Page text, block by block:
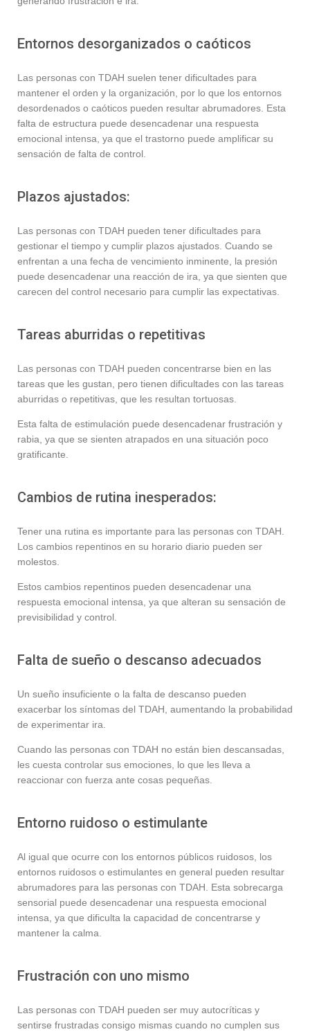
Entornos desorganizados o caóticos
Las personas con TDAH suelen tener dificultades para
mantener el orden y la organización, por lo que los entornos
desordenados o caóticos pueden resultar abrumadores. Esta
falta de estructura puede desencadenar una respuesta
emocional intensa, ya que el trastorno puede amplificar su
sensación de falta de control.
Plazos ajustados:
Las personas con TDAH pueden tener dificultades para
gestionar el tiempo y cumplir plazos ajustados. Cuando se
enfrentan a una fecha de vencimiento inminente, la presión
puede desencadenar una reacción de ira, ya que sienten que
carecen del control necesario para cumplir las expectativas.
Tareas aburridas o repetitivas
Las personas con TDAH pueden concentrarse bien en las
tareas que les gustan, pero tienen dificultades con las tareas
aburridas o repetitivas, que les resultan tortuosas.
Esta falta de estimulación puede desencadenar frustración y
rabia, ya que se sienten atrapados en una situación poco
gratificante.
Cambios de rutina inesperados:
Tener una rutina es importante para las personas con TDAH.
Los cambios repentinos en su horario diario pueden ser
molestos.
Estos cambios repentinos pueden desencadenar una
respuesta emocional intensa, ya que alteran su sensación de
previsibilidad y control.
Falta de sueño o descanso adecuados
Un sueño insuficiente o la falta de descanso pueden
exacerbar los síntomas del TDAH, aumentando la probabilidad
de experimentar ira.
Cuando las personas con TDAH no están bien descansadas,
les cuesta controlar sus emociones, lo que les lleva a
reaccionar con fuerza ante cosas pequeñas.
Entorno ruidoso o estimulante
Al igual que ocurre con los entornos públicos ruidosos, los
entornos ruidosos o estimulantes en general pueden resultar
abrumadores para las personas con TDAH. Esta sobrecarga
sensorial puede desencadenar una respuesta emocional
intensa, ya que dificulta la capacidad de concentrarse y
mantener la calma.
Frustración con uno mismo
Las personas con TDAH pueden ser muy autocríticas y
sentirse frustradas consigo mismas cuando no cumplen sus